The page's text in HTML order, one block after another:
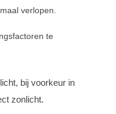
verlopen.
te
bij voorkeur in
zonlicht.